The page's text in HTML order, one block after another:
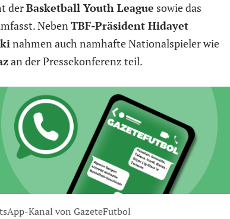
derBasketball Youth League sowie das
NebenTBF-Präsident Hidayet
nahmen auch namhafte Nationalspieler wie
an der Pressekonferenz teil.
Kanal von GazeteFutbol